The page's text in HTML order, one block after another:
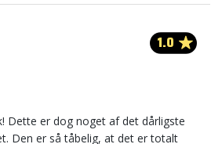
1.0
Dette er dog noget af det dårligste
Den er så tåbelig, at det er totalt